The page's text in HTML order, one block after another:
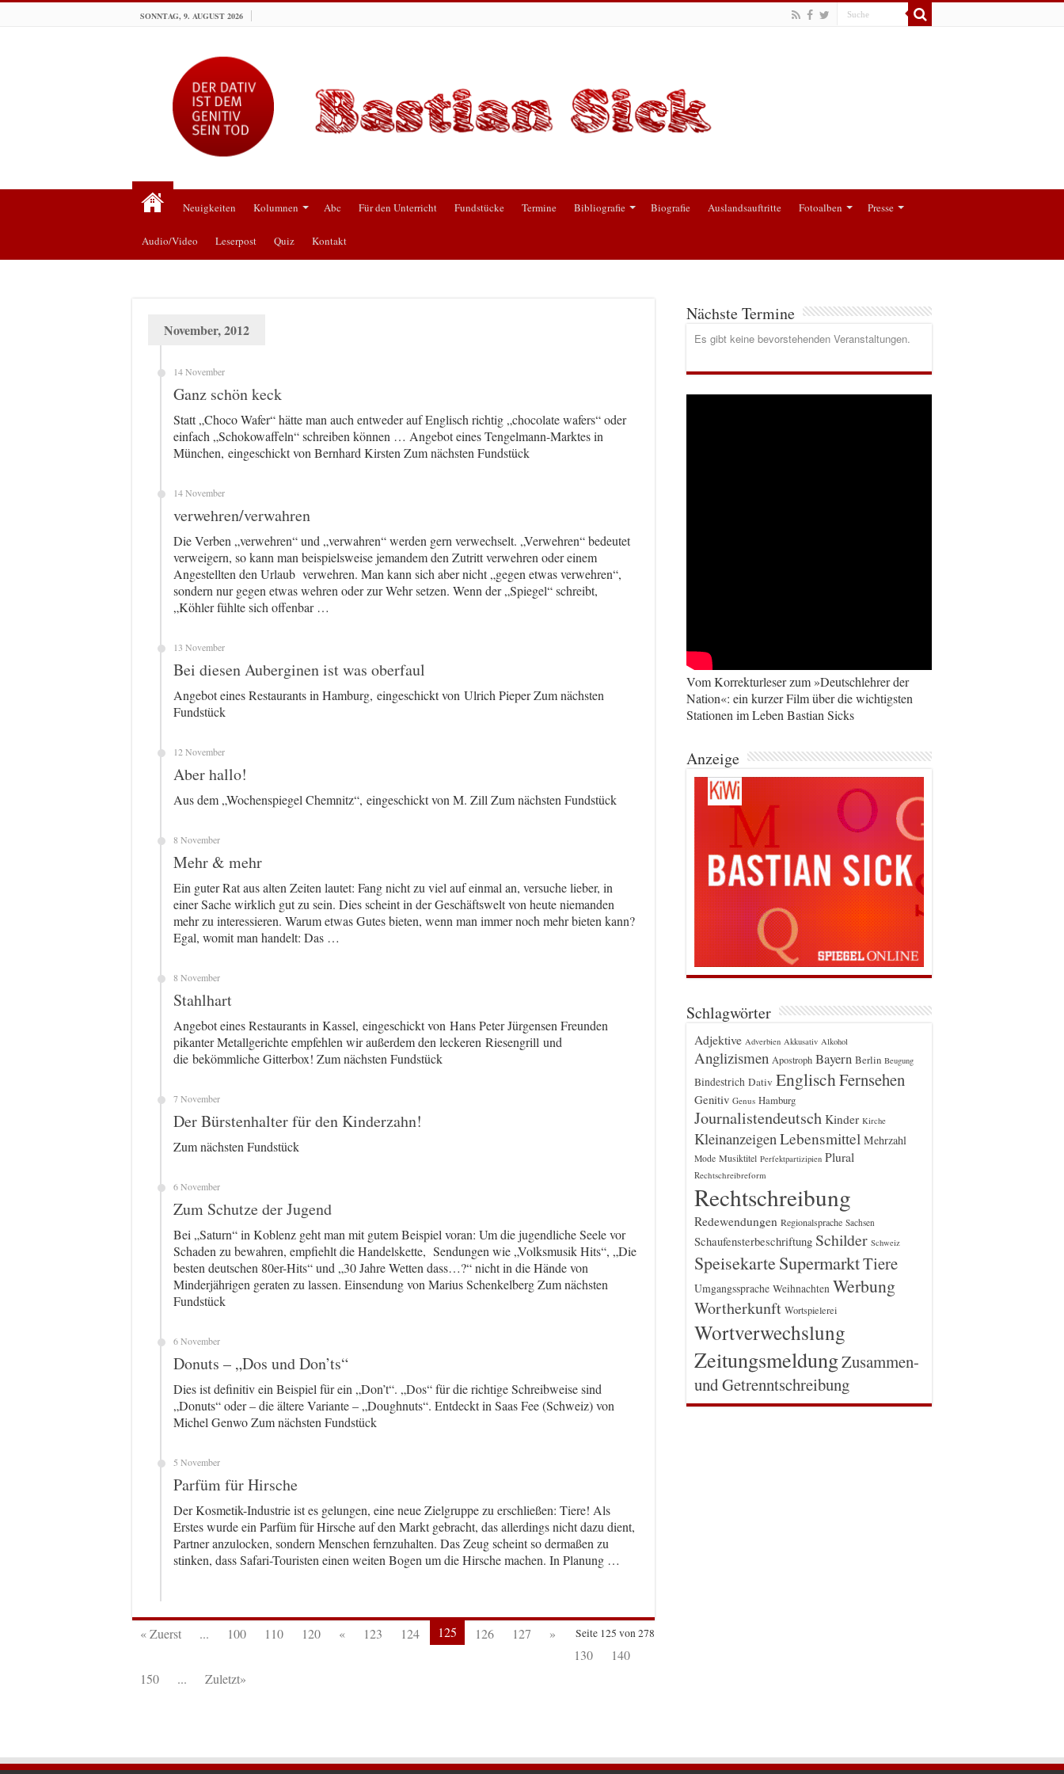
SONNTAG, 9. AUGUST 2026
Neuigkeiten Kolumnen Abc Für den Unterricht Fundstücke Termine Bibliografie Biografie Auslandsauftritte Fotoalben Presse
Audio/Video Leserpost Quiz Kontakt
November, 2012
14 November
Ganz schön keck
Statt „Choco Wafer“ hätte man auch entweder auf Englisch richtig „chocolate wafers“ oder
einfach „Schokowaffeln“ schreiben können … Angebot eines Tengelmann-Marktes in
München, eingeschickt von Bernhard Kirsten Zum nächsten Fundstück
14 November
verwehren/verwahren
Die Verben „verwehren“ und „verwahren“ werden gern verwechselt. „Verwehren“ bedeutet
verweigern, so kann man beispielsweise jemandem den Zutritt verwehren oder einem
Angestellten den Urlaub verwehren. Man kann sich aber nicht „gegen etwas verwehren“,
sondern nur gegen etwas wehren oder zur Wehr setzen. Wenn der „Spiegel“ schreibt,
„Köhler fühlte sich offenbar …
13 November
Bei diesen Auberginen ist was oberfaul
Angebot eines Restaurants in Hamburg, eingeschickt von Ulrich Pieper Zum nächsten
Fundstück
12 November
Aber hallo!
Aus dem „Wochenspiegel Chemnitz“, eingeschickt von M. Zill Zum nächsten Fundstück
8 November
Mehr & mehr
Ein guter Rat aus alten Zeiten lautet: Fang nicht zu viel auf einmal an, versuche lieber, in
einer Sache wirklich gut zu sein. Dies scheint in der Geschäftswelt von heute niemanden
mehr zu interessieren. Warum etwas Gutes bieten, wenn man immer noch mehr bieten kann?
Egal, womit man handelt: Das …
8 November
Stahlhart
Angebot eines Restaurants in Kassel, eingeschickt von Hans Peter Jürgensen Freunden
pikanter Metallgerichte empfehlen wir außerdem den leckeren Riesengrill und
die bekömmliche Gitterbox! Zum nächsten Fundstück
7 November
Der Bürstenhalter für den Kinderzahn!
Zum nächsten Fundstück
6 November
Zum Schutze der Jugend
Bei „Saturn“ in Koblenz geht man mit gutem Beispiel voran: Um die jugendliche Seele vor
Schaden zu bewahren, empfiehlt die Handelskette, Sendungen wie „Volksmusik Hits“, „Die
besten deutschen 80er-Hits“ und „30 Jahre Wetten dass…?“ nicht in die Hände von
Minderjährigen geraten zu lassen. Einsendung von Marius Schenkelberg Zum nächsten
Fundstück
6 November
Donuts – „Dos und Don’ts“
Dies ist definitiv ein Beispiel für ein „Don’t“. „Dos“ für die richtige Schreibweise sind
„Donuts“ oder – die ältere Variante – „Doughnuts“. Entdeckt in Saas Fee (Schweiz) von
Michel Genwo Zum nächsten Fundstück
5 November
Parfüm für Hirsche
Der Kosmetik-Industrie ist es gelungen, eine neue Zielgruppe zu erschließen: Tiere! Als
Erstes wurde ein Parfüm für Hirsche auf den Markt gebracht, das allerdings nicht dazu dient,
Partner anzulocken, sondern Menschen fernzuhalten. Das Zeug scheint so dermaßen zu
stinken, dass Safari-Touristen einen weiten Bogen um die Hirsche machen. In Planung …
Seite 125 von 278
« Zuerst ... 100 110 120 « 123 124 125 126 127
»
130
140
150
... Zuletzt»
Nächste Termine
Es gibt keine bevorstehenden Veranstaltungen.
Vom Korrekturleser zum »Deutschlehrer der
Nation«: ein kurzer Film über die wichtigsten
Stationen im Leben Bastian Sicks
Anzeige
Schlagwörter
Adjektive Adverbien Akkusativ Alkohol
Anglizismen Apostroph Bayern Berlin Beugung
Bindestrich Dativ EnglischFernsehen
Genitiv Genus Hamburg
Journalistendeutsch Kinder Kirche
Kleinanzeigen Lebensmittel Mehrzahl
Mode Musiktitel Perfektpartizipien Plural
Rechtschreibreform
Rechtschreibung
Redewendungen Regionalsprache Sachsen
Schaufensterbeschriftung Schilder Schweiz
Speisekarte SupermarktTiere
Umgangssprache Weihnachten Werbung
Wortherkunft Wortspielerei
Wortverwechslung
ZeitungsmeldungZusammen-
und Getrenntschreibung